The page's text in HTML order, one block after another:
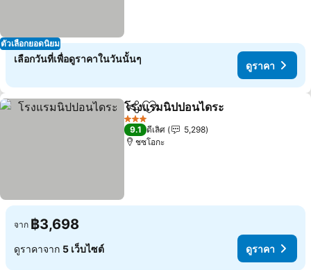
ตัวเลือกยอดนิยม
เลือกวันที่เพื่อดูราคาในวันนั้นๆ
ดูราคา
แชร์ เพิ่มในรายการโปรด
โรงแรมนิปปอนไดระ
3 ดาว
9.1 ดีเลิศ
5,298
ชซโอกะ
จาก ฿3,698
ดูราคาจาก 5 เว็บไซต์ ดูราคา